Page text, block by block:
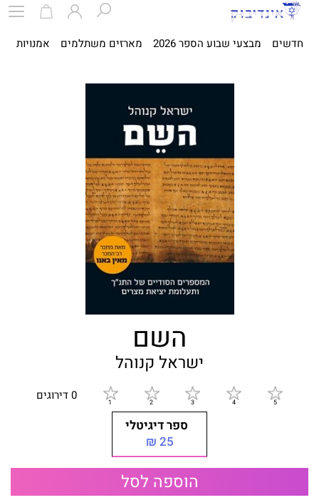
חדשים מבצעי שבוע הספר 2026 מארזים משתלמים אמנויות
השם
ישראל קנוהל
0 דירוגים
ספר דיגיטלי
25 ₪
הוספה לסל